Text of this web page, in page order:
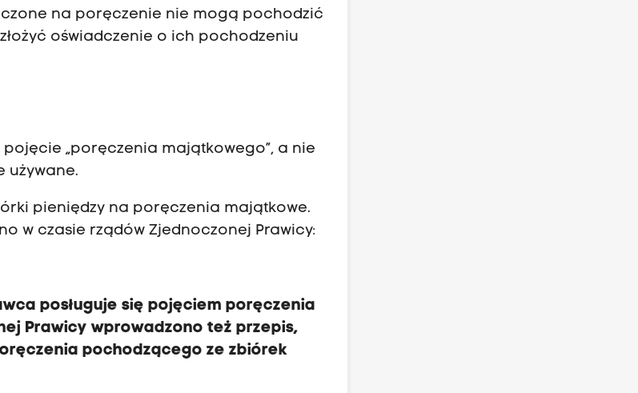
na poręczenie nie mogą pochodzić
oświadczenie o ich pochodzeniu
„poręczenia majątkowego”, a nie
używane.
pieniędzy na poręczenia majątkowe.
w czasie rządów Zjednoczonej Prawicy:
posługuje się pojęciem poręczenia
Prawicy wprowadzono też przepis,
pochodzącego ze zbiórek